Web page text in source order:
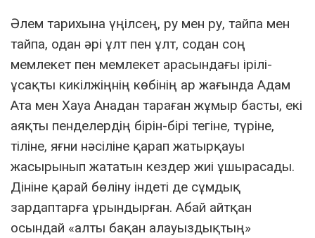
Әлем тарихына үңілсең, ру мен ру, тайпа мен
тайпа, одан әрі ұлт пен ұлт, содан соң
мемлекет пен мемлекет арасындағы ірілі-
ұсақты кикілжіңнің көбінің ар жағында Адам
Ата мен Хауа Анадан тараған жұмыр басты, екі
аяқты пенделердің бірін-бірі тегіне, түріне,
тіліне, яғни нәсіліне қарап жатырқауы
жасырынып жататын кездер жиі ұшырасады.
Дініне қарай бөліну індеті де сұмдық
зардаптарға ұрындырған. Абай айтқан
осындай «алты бақан алауыздықтың»